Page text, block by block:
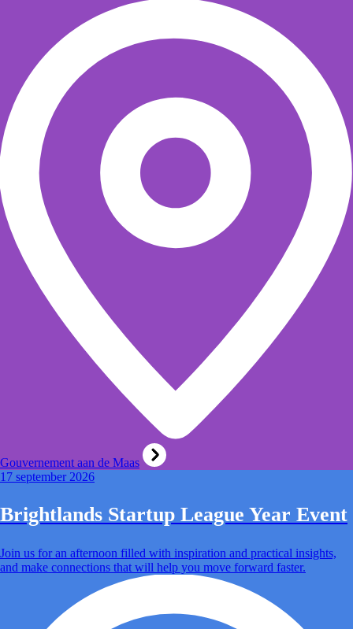
Gouvernement aan de Maas
17 september 2026
Brightlands Startup League Year Event
Join us for an afternoon filled with inspiration and practical insights,
and make connections that will help you move forward faster.